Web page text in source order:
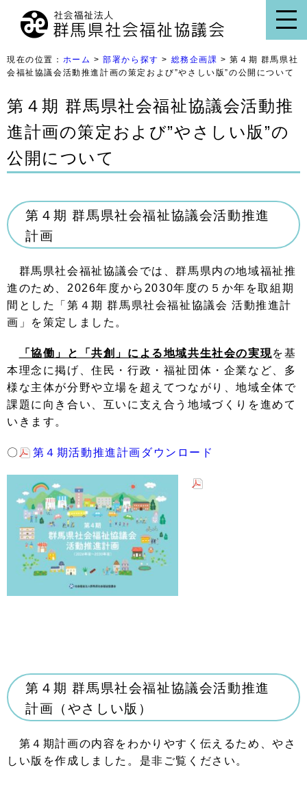
現在の位置： ホーム >部署から探す > 総務企画課 > 第４期 群馬県社
会福祉協議会活動推進計画の策定および”やさしい版”の公開について
第４期 群馬県社会福祉協議会活動推
進計画の策定および”やさしい版”の
公開について
第４期 群馬県社会福祉協議会活動推進
計画
群馬県社会福祉協議会では、群馬県内の地域福祉推
進のため、 2026年度から 2030年度の５か年を取組期
間とした「第４期 群馬県社会福祉協議会 活動推進計
画」を策定しました。
「協働」と「共創」による地域共生社会の実現を基
本理念に掲げ、住民・行政・福祉団体・企業など、多
様な主体が分野や立場を超えてつながり、地域全体で
課題に向き合い、互いに支え合う地域づくりを進めて
いきます。
〇 第４期活動推進計画ダウンロード
第４期 群馬県社会福祉協議会活動推進
計画（やさしい版）
第４期計画の内容をわかりやすく伝えるため、やさ
しい版を作成しました。是非ご覧ください。